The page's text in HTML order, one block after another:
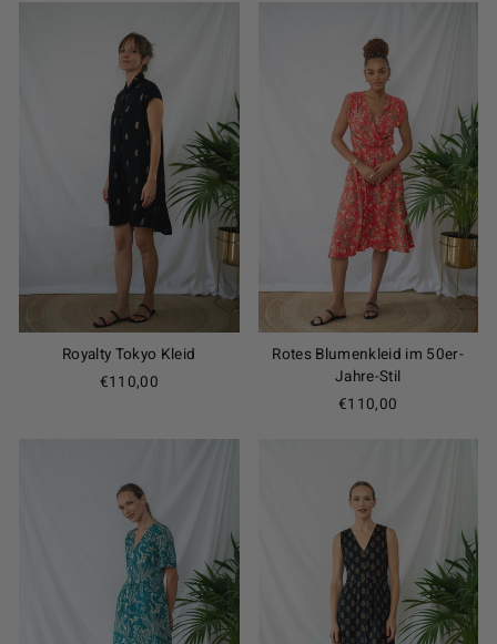
Royalty Tokyo Kleid
€110,00
Rotes Blumenkleid im 50er-
Jahre-Stil
€110,00